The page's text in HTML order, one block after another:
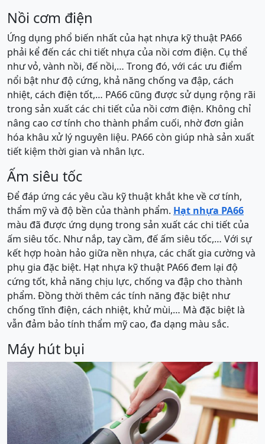
Nồi cơm điện
Ứng dụng phổ biến nhất của hạt nhựa kỹ thuật PA66
phải kể đến các chi tiết nhựa của nồi cơm điện. Cụ thể
như vỏ, vành nồi, đế nồi,… Trong đó, với các ưu điểm
nổi bật như độ cứng, khả năng chống va đập, cách
nhiệt, cách điện tốt,… PA66 cũng được sử dụng rộng rãi
trong sản xuất các chi tiết của nồi cơm điện. Không chỉ
nâng cao cơ tính cho thành phẩm cuối, nhờ đơn giản
hóa khâu xử lý nguyên liệu. PA66 còn giúp nhà sản xuất
tiết kiệm thời gian và nhân lực.
Ấm siêu tốc
Để đáp ứng các yêu cầu kỹ thuật khắt khe về cơ tính,
thẩm mỹ và độ bền của thành phẩm. Hạt nhựa PA66
màu đã được ứng dụng trong sản xuất các chi tiết của
ấm siêu tốc. Như nắp, tay cầm, đế ấm siêu tốc,… Với sự
kết hợp hoàn hảo giữa nền nhựa, các chất gia cường và
phụ gia đặc biệt. Hạt nhựa kỹ thuật PA66 đem lại độ
cứng tốt, khả năng chịu lực, chống va đập cho thành
phẩm. Đồng thời thêm các tính năng đặc biệt như
chống tĩnh điện, cách nhiệt, khử mùi,… Mà đặc biệt là
vẫn đảm bảo tính thẩm mỹ cao, đa dạng màu sắc.
Máy hút bụi